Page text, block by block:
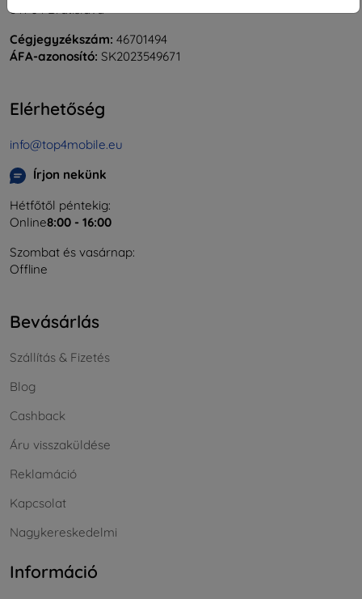
841 04 Bratislava
Cégjegyzékszám: 46701494
ÁFA-azonosító: SK2023549671
Elérhetőség
info@top4mobile.eu
Írjon nekünk
Hétfőtől péntekig:
Online8:00 - 16:00
Szombat és vasárnap:
Offline
Bevásárlás
Szállítás & Fizetés
Blog
Cashback
Áru visszaküldése
Reklamáció
Kapcsolat
Nagykereskedelmi
Információ